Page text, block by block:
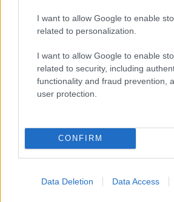
I want to allow Google to enable
related to personalization.
I want to allow Google to enable
related to security, including
functionality and fraud prevention,
user protection.
CONFIRM
Data Deletion Data Access
vienmēr atradīs veidu,
kā pamatīgi atriebties
gatava “Rail Baltica”
pamattrase?
Dubkēvičs iezīmē